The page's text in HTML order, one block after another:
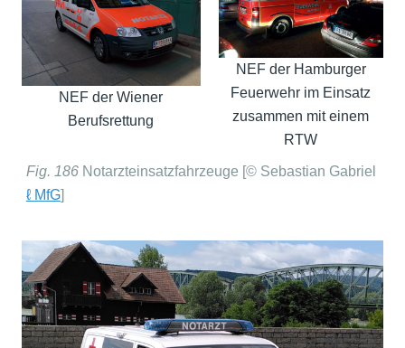
NEF der Wiener
Berufsrettung
NEF der Hamburger
Feuerwehr im Einsatz
zusammen mit einem
RTW
Fig. 186 Notarzteinsatzfahrzeuge [© Sebastian Gabriel
ℓ MfG]